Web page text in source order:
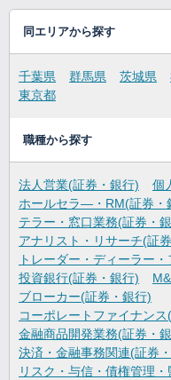
同エリアから探す
千葉県 群馬県 茨城県
東京都
職種から探す
法人営業(証券・銀行)
個
ホールセラ―・RM(証券・
テラー・窓口業務(証券・
アナリスト・リサーチ(証
トレーダー・ディーラー
投資銀行(証券・銀行)
ブローカー(証券・銀行)
コーポレートファイナン
金融商品開発業務(証券・
決済・金融事務関連(証券
リスク・与信・債権管理